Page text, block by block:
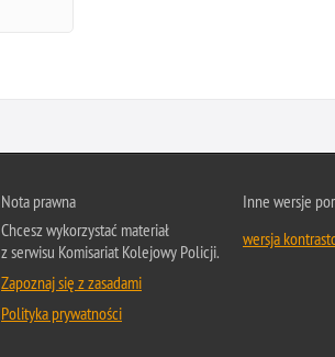
Nota prawna
Chcesz wykorzystać materiał
z serwisu Komisariat Kolejowy Policji.
Zapoznaj się z zasadami
Polityka prywatności
Inne wersje
wersja